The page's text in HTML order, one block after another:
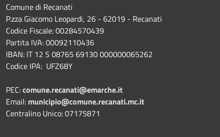
Comune di Recanati
P.zza Giacomo Leopardi, 26 - 62019 - Recanati
Codice Fiscale: 00284570439
Partita IVA: 00092110436
IBAN: IT 12 S 08765 69130 000000065262
Codice IPA: UFZ68Y
PEC:comune.recanati@emarche.it
Email: municipio@comune.recanati.mc.it
Centralino Unico: 07175871